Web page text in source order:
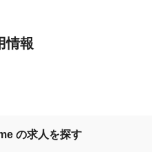
情報
の求人を探す